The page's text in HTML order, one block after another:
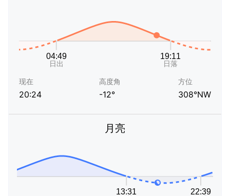
现在
20:24
高度角
-12°
方位
308°NW
月亮